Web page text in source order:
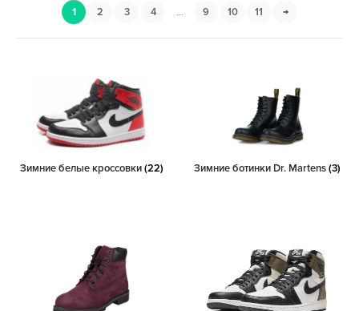
1 2 3 4 … 9 10 11 →
Зимние белые кроссовки(22) Зимние ботинки Dr. Martens(3)